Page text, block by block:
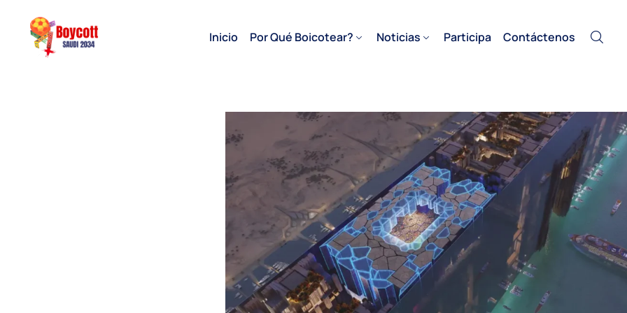
Inicio Por Qué Boicotear? Noticias Participa Contáctenos